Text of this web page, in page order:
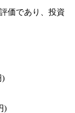
価であり、投資
)
)